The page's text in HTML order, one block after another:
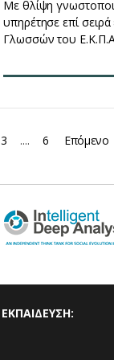
Με θλίψη
υπηρέτησε επί
3 .... 6 Επόμενο
ΕΚΠΑΙΔΕΥΣΗ: